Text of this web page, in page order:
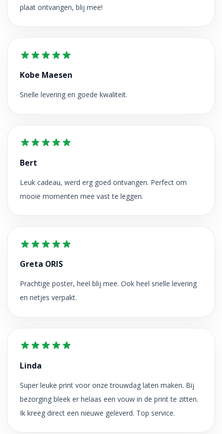
plaat ontvangen, blij mee!
Kobe Maesen
Snelle levering en goede kwaliteit.
Bert
Leuk cadeau, werd erg goed ontvangen. Perfect om
mooie momenten mee vast te leggen.
Greta ORIS
Prachtige poster, heel blij mee. Ook heel snelle levering
en netjes verpakt.
Linda
Super leuke print voor onze trouwdag laten maken. Bij
bezorging bleek er helaas een vouw in de print te zitten.
Ik kreeg direct een nieuwe geleverd. Top service.